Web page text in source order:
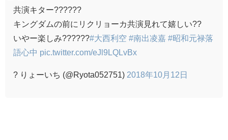
共演キター??????
キングダムの前にリクリョーカ共演見れて嬉しい??
いやー楽しみ??????#大西利空 #南出凌嘉 #昭和元禄落
語心中 pic.twitter.com/eJl9LQLvBx
? りょーいち (@Ryota052751) 2018年10月12日